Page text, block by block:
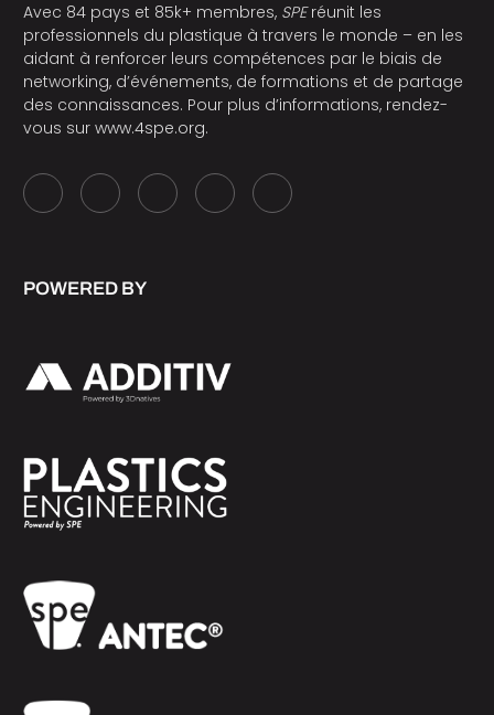
Avec 84 pays et 85k+ membres, SPEréunit les
professionnels du plastique à travers le monde – en les
aidant à renforcer leurs compétences par le biais de
networking, d’événements, de formations et de partage
des connaissances. Pour plus d’informations, rendez-
vous sur www.4spe.org.
POWERED BY